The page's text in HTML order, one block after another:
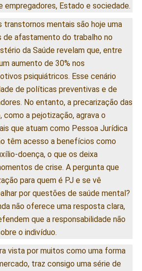
empregadores, Estado e sociedade.
transtornos mentais são hoje uma
de afastamento do trabalho no
da Saúde revelam que, entre
aumento de 30% nos
psiquiátricos. Esse cenário
de políticas preventivas e de
No entanto, a precarização das
como a pejotização, agrava o
que atuam como Pessoa Jurídica
têm acesso a benefícios como
doença, o que os deixa
de crise. A pergunta que
para quem é PJ e se vê
por questões de saúde mental?
não oferece uma resposta clara,
que a responsabilidade não
o indivíduo.
vista por muitos como uma forma
traz consigo uma série de